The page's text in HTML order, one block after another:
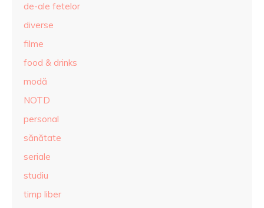
de-ale fetelor
diverse
filme
food & drinks
modă
NOTD
personal
sănătate
seriale
studiu
timp liber